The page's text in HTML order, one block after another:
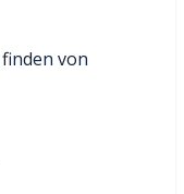
von